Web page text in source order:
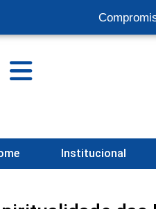
Institucional